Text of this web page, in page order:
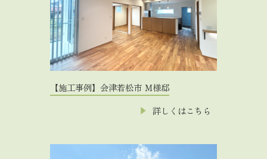
【施工事例】会津若松市 Ｍ様邸
詳しくはこちら